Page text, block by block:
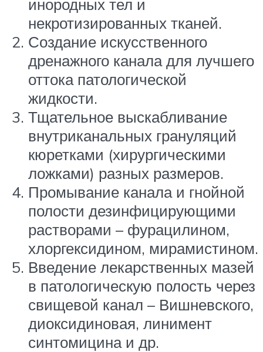
инородных тел и
некротизированных тканей.
Создание искусственного
дренажного канала для лучшего
оттока патологической
жидкости.
Тщательное выскабливание
внутриканальных грануляций
кюретками (хирургическими
ложками) разных размеров.
Промывание канала и гнойной
полости дезинфицирующими
растворами – фурацилином,
хлоргексидином, мирамистином.
Введение лекарственных мазей
в патологическую полость через
свищевой канал – Вишневского,
диоксидиновая, линимент
синтомицина и др.